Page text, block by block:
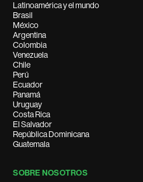
Latinoamérica y el mundo
Brasil
México
Argentina
Colombia
Venezuela
Chile
Perú
Ecuador
Panamá
Uruguay
Costa Rica
El Salvador
República Dominicana
Guatemala
SOBRE NOSOTROS